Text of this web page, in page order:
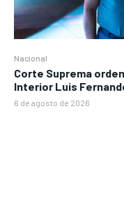
Nacional
Corte Suprema
Interior Luis
6 de agosto de 2026